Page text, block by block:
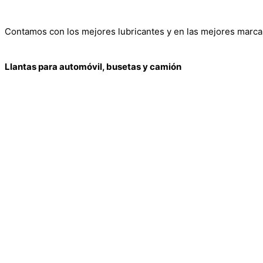
Contamos con los mejores lubricantes y en las mejores
Llantas para automóvil, busetas y camión